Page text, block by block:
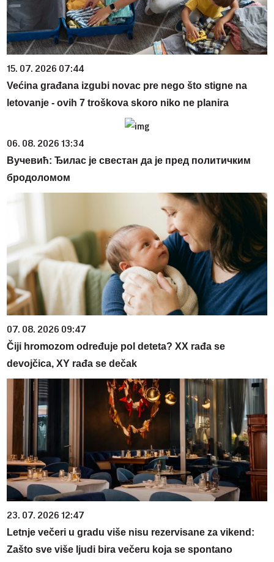
15. 07. 2026 07:44
Većina građana izgubi novac pre nego što stigne na
letovanje - ovih 7 troškova skoro niko ne planira
06. 08. 2026 13:34
Вучевић: Ђилас је свестан да је пред политичким
бродоломом
07. 08. 2026 09:47
Čiji hromozom određuje pol deteta? XX rađa se
devojčica, XY rađa se dečak
23. 07. 2026 12:47
Letnje večeri u gradu više nisu rezervisane za vikend:
Zašto sve više ljudi bira večeru koja se spontano